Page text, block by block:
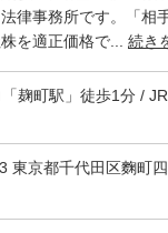
律事務所です。「相
を適正価格で... 続き
麹町駅」徒歩1分 /
東京都千代田区麴町